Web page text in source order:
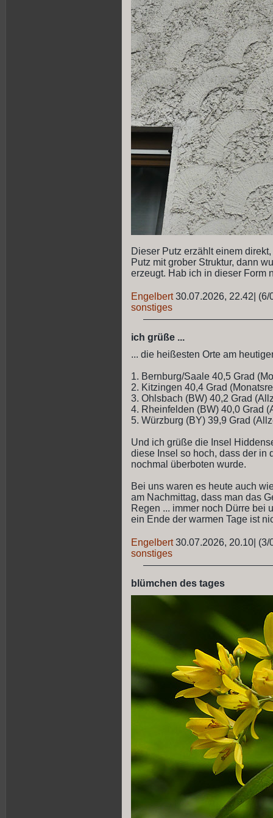
Dieser Putz erzählt einem
Putz mit grober Struktur, dann
erzeugt. Hab ich in dieser Form
Engelbert 30.07.2026, 22.42 (6/
sonstiges
ich grüße ...
... die heißesten Orte am
1. Bernburg/Saale 40,5 Grad
2. Kitzingen 40,4 Grad
3. Ohlsbach (BW) 40,2 Grad
4. Rheinfelden (BW) 40,0 Grad
5. Würzburg (BY) 39,9 Grad
Und ich grüße die Insel
diese Insel so hoch, dass der in
nochmal überboten wurde.
Bei uns waren es heute auch
am Nachmittag, dass man das
Regen ... immer noch Dürre bei
ein Ende der warmen Tage ist
Engelbert 30.07.2026, 20.10 (3/
sonstiges
blümchen des tages